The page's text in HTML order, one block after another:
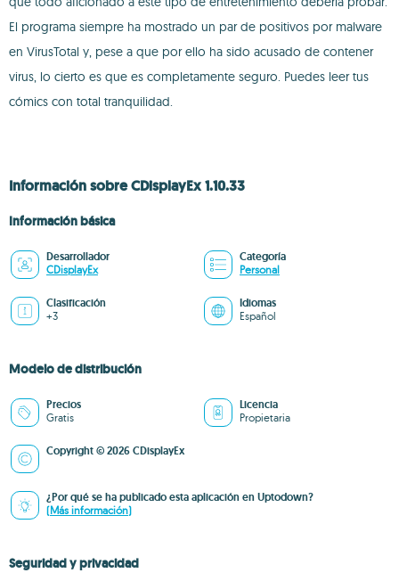
El programa siempre ha mostrado un par de positivos por malware
en VirusTotal y, pese a que por ello ha sido acusado de contener
virus, lo cierto es que es completamente seguro. Puedes leer tus
cómics con total tranquilidad.
Información sobre CDisplayEx 1.10.33
Información básica
Desarrollador
CDisplayEx
Categoría
Personal
Clasificación
+3
Idiomas
Español
Modelo de distribución
Precios
Gratis
Licencia
Propietaria
Copyright © 2026 CDisplayEx
¿Por qué se ha publicado esta aplicación en Uptodown?
(Más información)
Seguridad y privacidad